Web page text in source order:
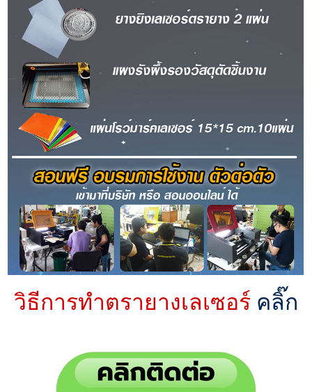
วิธีการทำตรายางเลเซอร์คลิ๊ก